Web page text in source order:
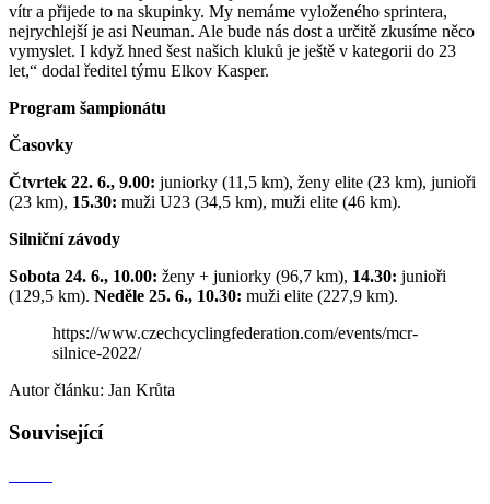
vítr a přijede to na skupinky. My nemáme vyloženého sprintera,
nejrychlejší je asi Neuman. Ale bude nás dost a určitě zkusíme něco
vymyslet. I když hned šest našich kluků je ještě v kategorii do 23
let,“ dodal ředitel týmu Elkov Kasper.
Program šampionátu
Časovky
Čtvrtek 22. 6., 9.00: juniorky (11,5 km), ženy elite (23 km), junioři
(23 km), 15.30: muži U23 (34,5 km), muži elite (46 km).
Silniční závody
Sobota 24. 6., 10.00: ženy + juniorky (96,7 km), 14.30: junioři
(129,5 km). Neděle 25. 6., 10.30: muži elite (227,9 km).
https://www.czechcyclingfederation.com/events/mcr-
silnice-2022/
Autor článku: Jan Krůta
Související